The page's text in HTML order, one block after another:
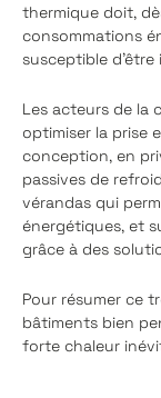
thermique doit,
consommations
susceptible
Les acteurs de
optimiser la prise
conception, en
passives de
vérandas qui
énergétiques, et
grâce à des
Pour résumer ce
bâtiments bien
forte chaleur